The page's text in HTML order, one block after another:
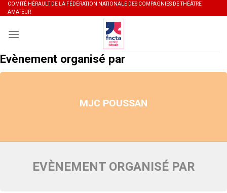
Skip
to
content
COMITÉ HÉRAULT DE LA FÉDÉRATION NATIONALE DES COMPAGNIES DE THÉÂTRE
AMATEUR
Evènement organisé par
MJC POUSSAN
EVÈNEMENT ORGANISÉ PAR